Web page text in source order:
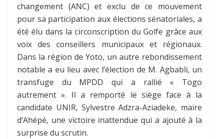
changement (ANC) et exclu de ce mouvement
pour sa participation aux élections sénatoriales, a
été élu dans la circonscription du Golfe grâce aux
voix des conseillers municipaux et régionaux.
Dans la région de Yoto, un autre rebondissement
notable a eu lieu avec l’élection de M. Agbabli, un
transfuge du MPDD qui a rallié « Togo
autrement ». Il a remporté le siège face à la
candidate UNIR, Sylvestre Adzra-Aziadeke, maire
d’Ahépé, une victoire inattendue qui a ajouté à la
surprise du scrutin.